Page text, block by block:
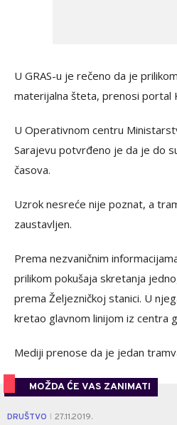
U GRAS-u je rečeno da je
materijalna šteta, prenosi portal
U Operativnom centru
Sarajevu potvrđeno je da je do
časova.
Uzrok nesreće nije poznat, a
zaustavljen.
Prema nezvaničnim
prilikom pokušaja skretanja
prema Željezničkoj stanici. U
kretao glavnom linijom iz centra
Mediji prenose da je jedan
MOŽDA ĆE VAS ZANIMATI
DRUŠTVO 27.11.2019.